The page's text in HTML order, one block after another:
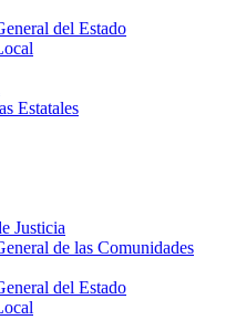
del Estado
Estatales
Justicia
de las Comunidades
del Estado